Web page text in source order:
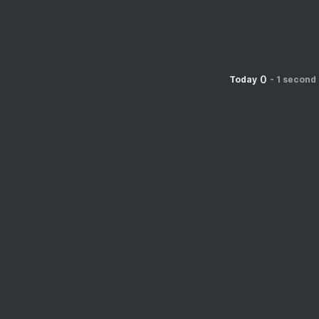
Today 0 - 1 second